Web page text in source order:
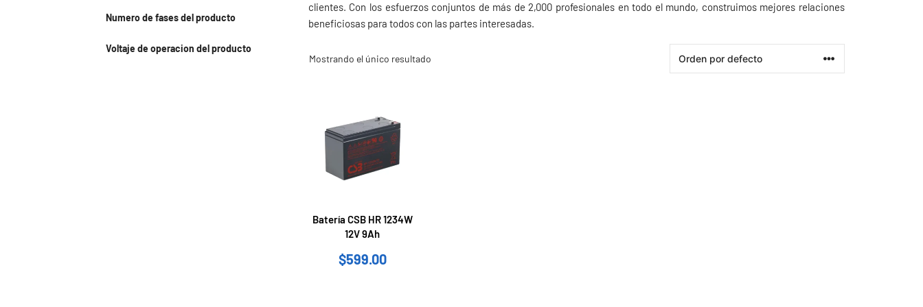
clientes. Con los esfuerzos conjuntos de más de 2,000 profesionales en todo el mundo, construimos mejores relaciones
beneficiosas para todos con las partes interesadas.
Mostrando el único resultado
Batería CSB HR 1234W
12V 9Ah
$599.00
Numero de fases del producto
Voltaje de operacion del producto